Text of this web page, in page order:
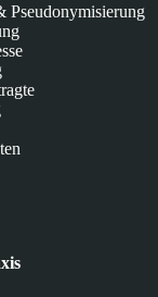
Pseudonymisierung